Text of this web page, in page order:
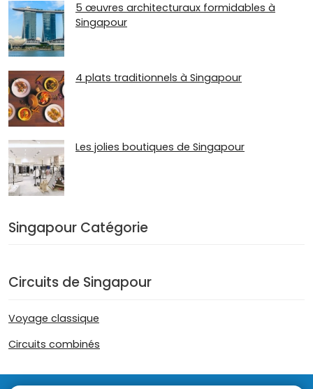
5 œuvres architecturaux formidables à
Singapour
4 plats traditionnels à Singapour
Les jolies boutiques de Singapour
Singapour Catégorie
Circuits de Singapour
Voyage classique
Circuits combinés